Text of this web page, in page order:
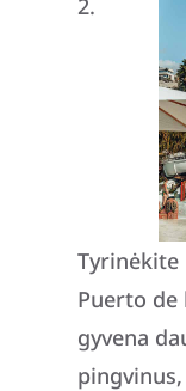
Tyrinėkite
Puerto de
gyvena